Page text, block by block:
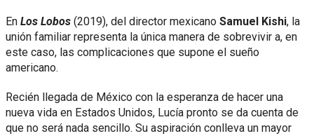
En Los Lobos (2019), del director mexicano Samuel Kishi, la
unión familiar representa la única manera de sobrevivir a, en
este caso, las complicaciones que supone el sueño
americano.
Recién llegada de México con la esperanza de hacer una
nueva vida en Estados Unidos, Lucía pronto se da cuenta de
que no será nada sencillo. Su aspiración conlleva un mayor